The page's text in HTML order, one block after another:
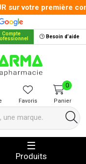
sur votre première
Compte Besoin d’aide
Votre pharmacie
Favoris Panier
0
Produits